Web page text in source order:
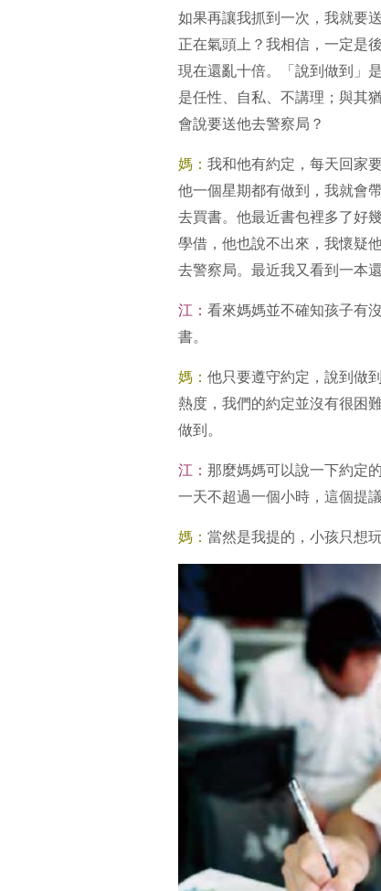
如果再讓我抓到一次，我就要
正在氣頭上？我相信，一定是
現在還亂十倍。「說到做到」
是任性、自私、不講理；與其
會說要送他去警察局？
媽： 我和他有約定，每天回家
他一個星期都有做到，我就會
去買書。他最近書包裡多了好
學借，他也說不出來，我懷疑
去警察局。最近我又看到一本
江： 看來媽媽並不確知孩子有
書。
媽： 他只要遵守約定，說到做
熱度，我們的約定並沒有很困
做到。
江： 那麼媽媽可以說一下約定
一天不超過一個小時，這個提
媽： 當然是我提的，小孩只想